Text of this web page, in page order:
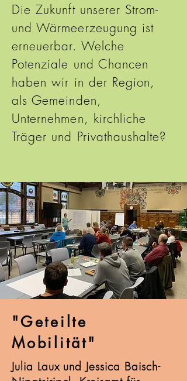
Die Zukunft unserer Strom-
und Wärmeerzeugung ist
erneuerbar. Welche
Potenziale und Chancen
haben wir in der Region,
als Gemeinden,
Unternehmen, kirchliche
Träger und Privathaushalte?
"Geteilte
Mobilität"
Julia Laux und Jessica Baisch-